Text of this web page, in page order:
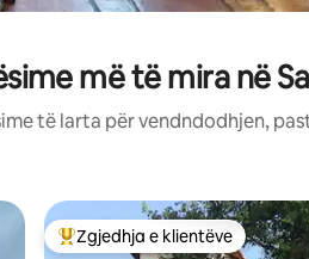
më të mira në
të larta për vendndodhjen,
Më të mirat e zgjedhjeve të
Zgjedhja e klientëve